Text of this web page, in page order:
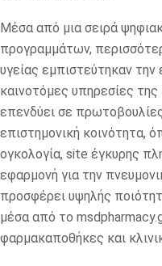
Μέσα από μια σειρά
προγραμμάτων,
υγείας εμπιστεύτηκαν την
καινοτόμες υπηρεσίες
επενδύει σε
επιστημονική κοινότητα,
ογκολογία, site έγκυρης
εφαρμονή για την
προσφέρει υψηλής
μέσα από το
φαρμακαποθήκες και